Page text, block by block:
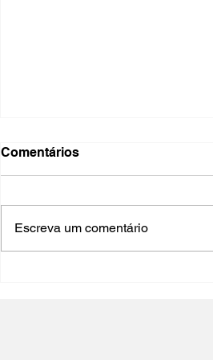
Comentários
Escreva um comentário